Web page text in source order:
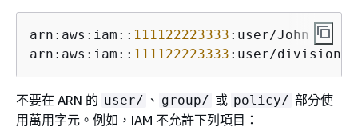
arn:aws:iam:: 111122223333 :user/John
arn:aws:iam:: 111122223333 :user/
不要在 ARN 的 user/ 、 group/ 或 policy/ 部分使
用萬用字元。例如，IAM 不允許下列項目：